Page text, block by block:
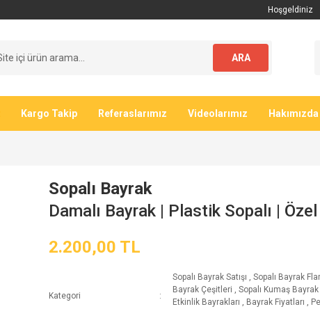
Hoşgeldiniz
ARA
Kargo Takip Referaslarımız Videolarımız Hakımızda
Sopalı Bayrak
Damalı Bayrak | Plastik Sopalı |
2.200,00 TL
Kategori
Sopalı Bayrak Satışı , Sopalı Bayrak
Bayrak Çeşitleri , Sopalı Kumaş Bayrak
Etkinlik Bayrakları , Bayrak Fiyatları ,